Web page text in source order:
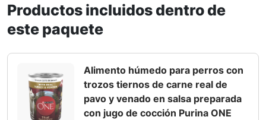
Productos incluidos dentro de
este paquete
Alimento húmedo para perros con
trozos tiernos de carne real de
pavo y venado en salsa preparada
con jugo de cocción Purina ONE